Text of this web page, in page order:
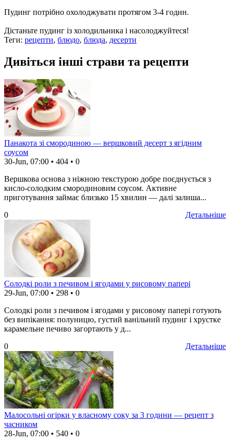
Пудинг потрібно охолоджувати протягом 3-4 годин.
Дістаньте пудинг із холодильника і насолоджуйтеся!
Теги: рецепти, блюдо, блюда, десерти
Дивіться інші страви та рецепти
Панакота зі смородиною — вершковий десерт з ягідним
соусом
30-Jun, 07:00 • 404 • 0
Вершкова основа з ніжною текстурою добре поєднується з
кисло-солодким смородиновим соусом. Активне
приготування займає близько 15 хвилин — далі залиша...
Детальніше
0
Солодкі роли з печивом і ягодами у рисовому папері
29-Jun, 07:00 • 298 • 0
Солодкі роли з печивом і ягодами у рисовому папері готують
без випікання: полуницю, густий ванільний пудинг і хрустке
карамельне печиво загортають у д...
Детальніше
0
Малосольні огірки у власному соку за 3 години — рецепт з
часником
28-Jun, 07:00 • 540 • 0